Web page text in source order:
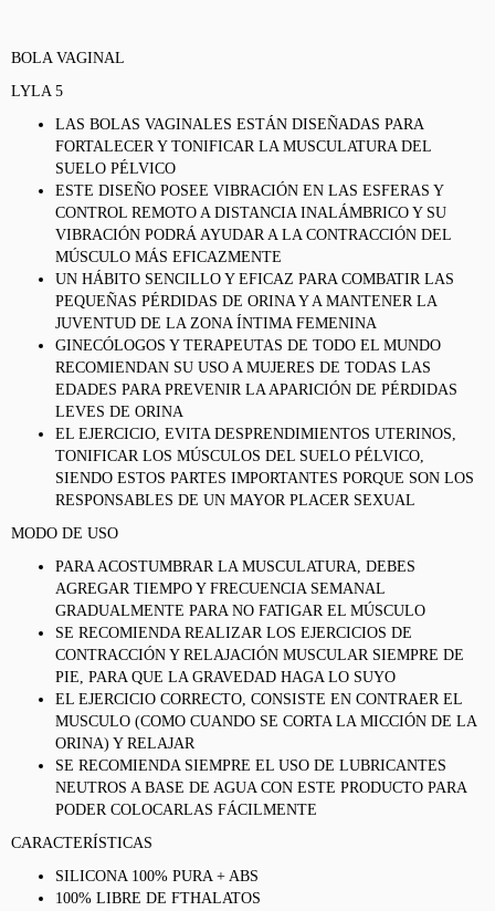
BOLA VAGINAL
LYLA 5
LAS BOLAS VAGINALES ESTÁN DISEÑADAS PARA
FORTALECER Y TONIFICAR LA MUSCULATURA DEL
SUELO PÉLVICO
ESTE DISEÑO POSEE VIBRACIÓN EN LAS ESFERAS Y
CONTROL REMOTO A DISTANCIA INALÁMBRICO Y SU
VIBRACIÓN PODRÁ AYUDAR A LA CONTRACCIÓN DEL
MÚSCULO MÁS EFICAZMENTE
UN HÁBITO SENCILLO Y EFICAZ PARA COMBATIR LAS
PEQUEÑAS PÉRDIDAS DE ORINA Y A MANTENER LA
JUVENTUD DE LA ZONA ÍNTIMA FEMENINA
GINECÓLOGOS Y TERAPEUTAS DE TODO EL MUNDO
RECOMIENDAN SU USO A MUJERES DE TODAS LAS
EDADES PARA PREVENIR LA APARICIÓN DE PÉRDIDAS
LEVES DE ORINA
EL EJERCICIO, EVITA DESPRENDIMIENTOS UTERINOS,
TONIFICAR LOS MÚSCULOS DEL SUELO PÉLVICO,
SIENDO ESTOS PARTES IMPORTANTES PORQUE SON LOS
RESPONSABLES DE UN MAYOR PLACER SEXUAL
MODO DE USO
PARA ACOSTUMBRAR LA MUSCULATURA, DEBES
AGREGAR TIEMPO Y FRECUENCIA SEMANAL
GRADUALMENTE PARA NO FATIGAR EL MÚSCULO
SE RECOMIENDA REALIZAR LOS EJERCICIOS DE
CONTRACCIÓN Y RELAJACIÓN MUSCULAR SIEMPRE DE
PIE, PARA QUE LA GRAVEDAD HAGA LO SUYO
EL EJERCICIO CORRECTO, CONSISTE EN CONTRAER EL
MUSCULO (COMO CUANDO SE CORTA LA MICCIÓN DE LA
ORINA) Y RELAJAR
SE RECOMIENDA SIEMPRE EL USO DE LUBRICANTES
NEUTROS A BASE DE AGUA CON ESTE PRODUCTO PARA
PODER COLOCARLAS FÁCILMENTE
CARACTERÍSTICAS
SILICONA 100% PURA + ABS
100% LIBRE DE FTHALATOS